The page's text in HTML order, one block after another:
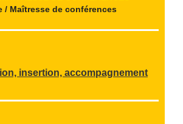
/ Maîtresse de conférences
insertion, accompagnement